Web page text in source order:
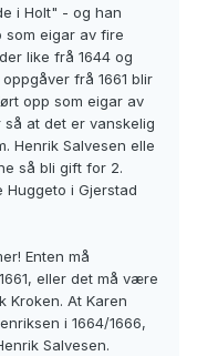
i Holt" - og han
som eigar av fire
like frå 1644 og
frå 1661 blir
opp som eigar av
at det er vanskelig
Henrik Salvesen elle
så bli gift for 2.
Huggeto i Gjerstad
Enten må
eller det må være
Kroken. At Karen
i 1664/1666,
Salvesen.